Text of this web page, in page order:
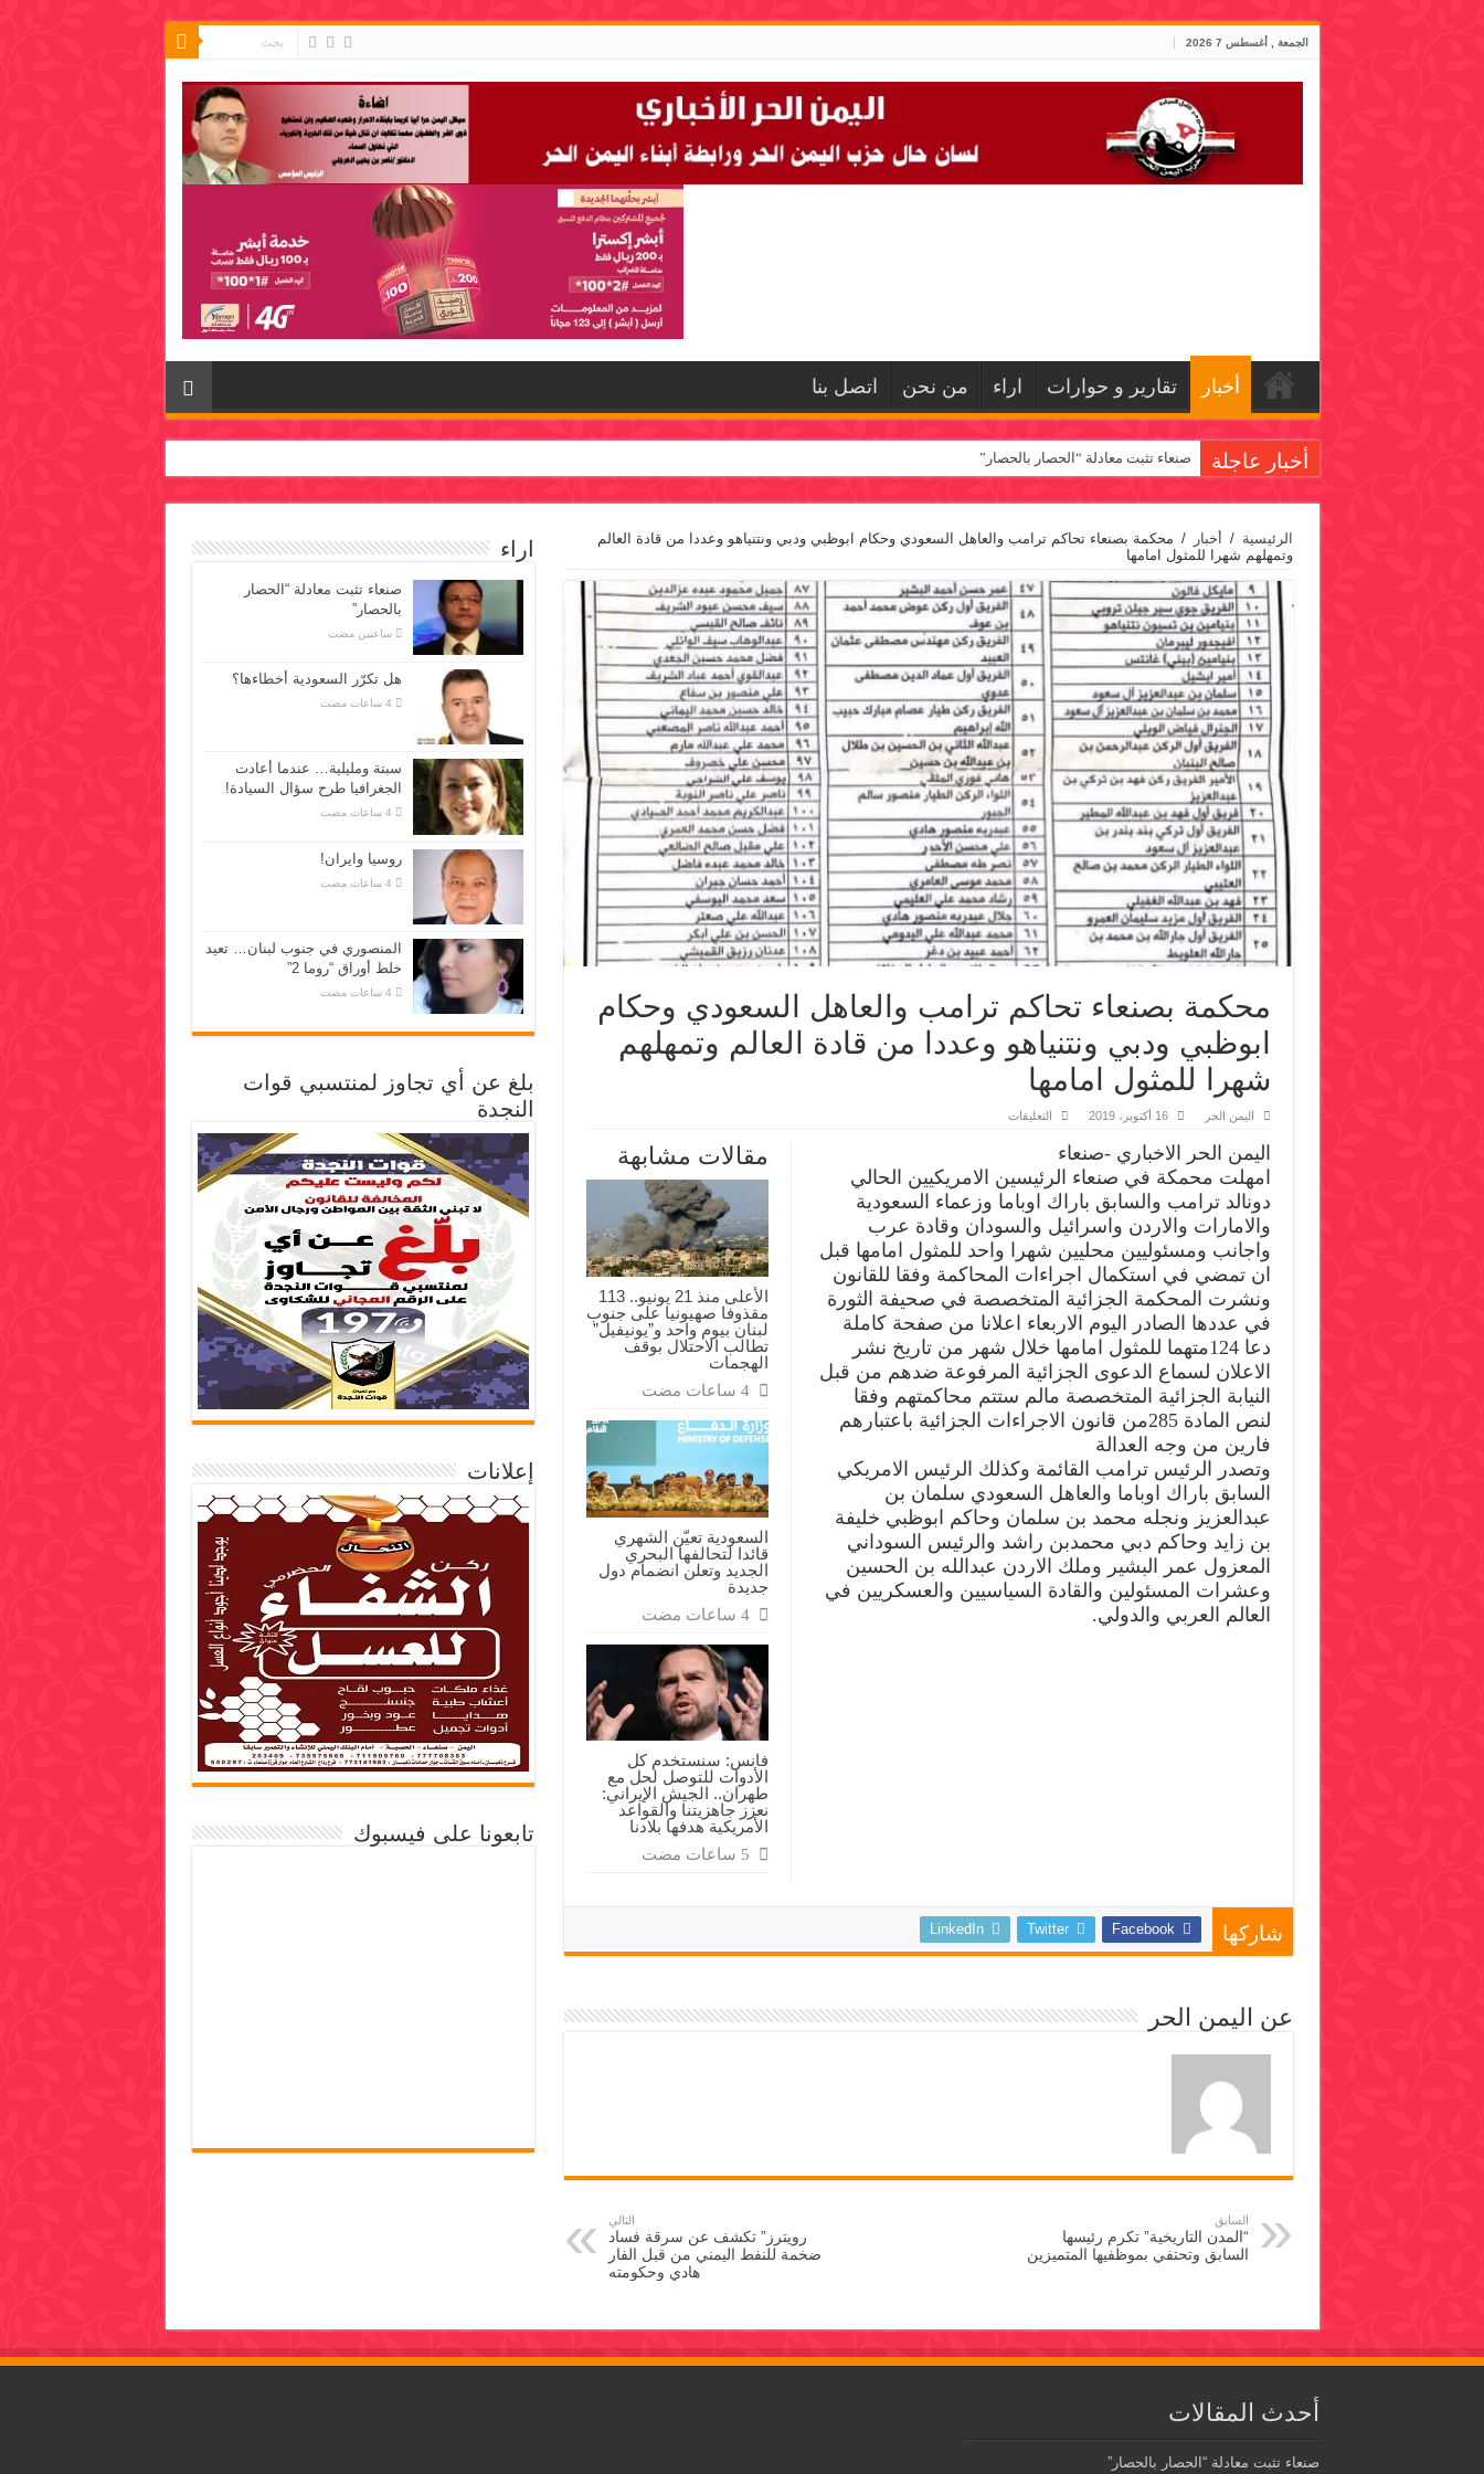
الجمعة , أغسطس 7 2026
أخبار تقارير و حوارات اراء من نحن اتصل بنا
أخبار عاجلة صنعاء تثبت معادلة “الحصار بالحصار”
الرئيسية / أخبار / محكمة بصنعاء تحاكم ترامب والعاهل السعودي وحكام ابوظبي ودبي ونتنياهو وعددا من قادة العالم
وتمهلهم شهرا للمثول امامها
محكمة بصنعاء تحاكم ترامب والعاهل السعودي وحكام
ابوظبي ودبي ونتنياهو وعددا من قادة العالم وتمهلهم
شهرا للمثول امامها
اليمن الحر 16 أكتوبر، 2019 التعليقات
ترامب
والعاهل
السعودي
وحكام
ابوظبي
ودبي
ونتنياهو
وعددا
من
قادة
العالم
وتمهلهم
شهرا
للمثول
امامها
مغلقة
مقالات مشابهة
الأعلى منذ 21 يونيو.. 113
مقذوفا صهيونيا على جنوب
لبنان بيوم واحد و”يونيفيل”
تطالب الاحتلال بوقف
الهجمات
‏4 ساعات مضت
السعودية تعيّن الشهري
قائدا لتحالفها البحري
الجديد وتعلن انضمام دول
جديدة
‏4 ساعات مضت
فانس: سنستخدم كل
الأدوات للتوصل لحل مع
طهران.. الجيش الإيراني:
نعزز جاهزيتنا والقواعد
الأمريكية هدفها بلادنا
اليمن الحر الاخباري -صنعاء
امهلت محمكة في صنعاء الرئيسين الامريكيين الحالي
دونالد ترامب والسابق باراك اوباما وزعماء السعودية
والامارات والاردن واسرائيل والسودان وقادة عرب
واجانب ومسئوليين محليين شهرا واحد للمثول امامها قبل
ان تمضي في استكمال اجراءات المحاكمة وفقا للقانون
ونشرت المحكمة الجزائية المتخصصة في صحيفة الثورة
في عددها الصادر اليوم الاربعاء اعلانا من صفحة كاملة
دعا 124متهما للمثول امامها خلال شهر من تاريخ نشر
الاعلان لسماع الدعوى الجزائية المرفوعة ضدهم من قبل
النيابة الجزائية المتخصصة مالم ستتم محاكمتهم وفقا
لنص المادة 285من قانون الاجراءات الجزائية باعتبارهم
فارين من وجه العدالة
وتصدر الرئيس ترامب القائمة وكذلك الرئيس الامريكي
السابق باراك اوباما والعاهل السعودي سلمان بن
عبدالعزيز ونجله محمد بن سلمان وحاكم ابوظبي خليفة
بن زايد وحاكم دبي محمدبن راشد والرئيس السوداني
المعزول عمر البشير وملك الاردن عبدالله بن الحسين
وعشرات المسئولين والقادة السياسيين والعسكريين في
العالم العربي والدولي.
شاركها Facebook
Twitter
LinkedIn
عن اليمن الحر
السابق
“المدن التاريخية” تكرم رئيسها
السابق وتحتفي بموظفيها المتميزين
التالي
رويترز” تكشف عن سرقة فساد
ضخمة للنفط اليمني من قبل الفار
هادي وحكومته
اراء
صنعاء تثبت معادلة “الحصار
بالحصار”
‏ساعتين مضت
هل تكرّر السعودية أخطاءها؟
سبتة ومليلية… عندما أعادت
الجغرافيا طرح سؤال السيادة!
روسيا وايران!
المنصوري في جنوب لبنان… تعيد
خلط أوراق “روما 2”
بلغ عن أي تجاوز لمنتسبي قوات
النجدة
إعلانات
تابعونا على فيسبوك
أحدث المقالات
صنعاء تثبت معادلة “الحصار بالحصار”